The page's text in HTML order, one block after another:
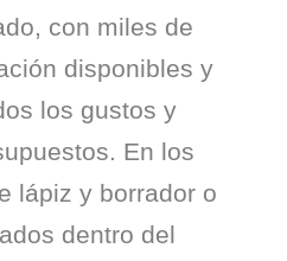
con miles de
disponibles y
los gustos y
En los
lápiz y borrador o
dentro del